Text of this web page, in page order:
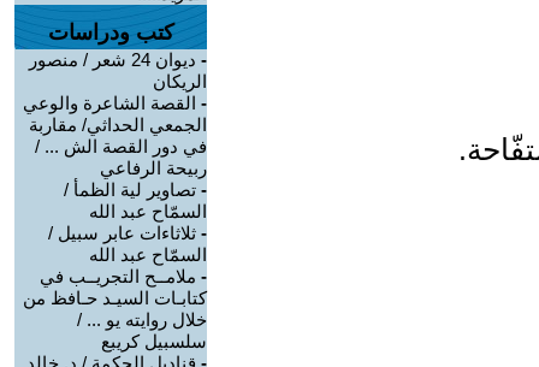
كتب ودراسات
-
ديوان 24 شعر / منصور
الريكان
- القصة الشاعرة والوعي
الجمعي الحداثي/ مقاربة
في دور القصة الش ... /
ربيحة الرفاعي
- تصاوير لية الظمأ /
السمّاح عبد الله
- ثلاثاءات عابر سبيل /
السمّاح عبد الله
- ملامــح التجريــب في
كتابـات السيـد حـافظ من
خلال روايته يو ... /
سلسبيل كريبع
- قناديل الحكمة / د. خالد